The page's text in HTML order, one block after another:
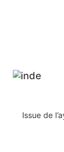
Issue de